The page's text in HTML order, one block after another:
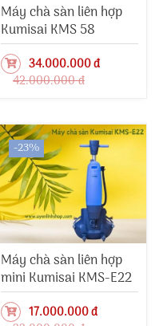
Máy chà sàn liên hợp
Kumisai KMS 58
34.000.000 đ
42.000.000 đ
-23%
Máy chà sàn liên hợp
mini Kumisai KMS-E22
17.000.000 đ